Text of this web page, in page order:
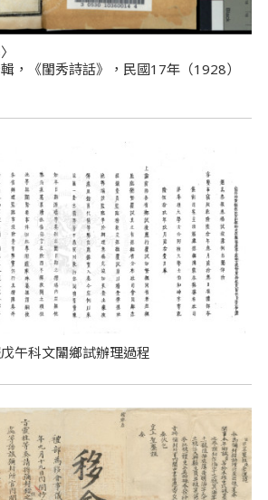
，《閨秀詩話》，民國17年（1928）
午科文闈鄉試辦理過程